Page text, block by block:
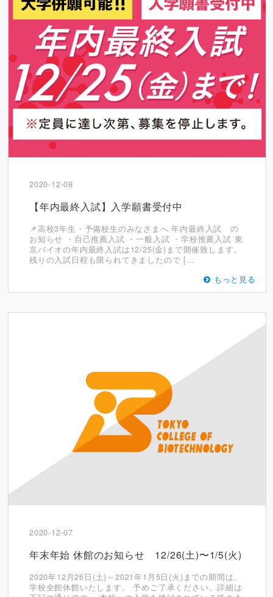
2020-12-09
【年内最終入試】入学願書受付中
📌高校3年生・予備校生のみなさまへ 年内最終入試 の
お知らせ ・自己推薦入試 ・一般入試 ・学校推薦入試 東
京バイオの年内最終入試は12/25(金)まで開催致します。
残りの入試日程も限られてきましたので […
もっと見る
2020-12-07
年末年始 休館のお知らせ 12/26(土)〜1/5(火)
2020年12月26日(土)～2021年1月5日(火)までの期間は、
学校全館休館いたします。 予めご了承ください。詳細は